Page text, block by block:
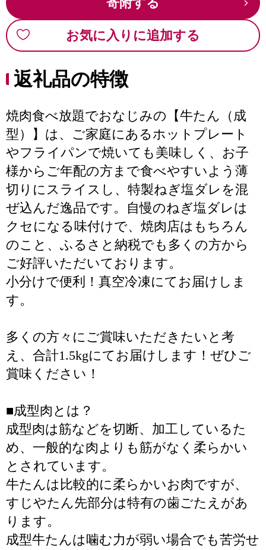
お気に入りに追加する
返礼品の特徴
焼肉食べ放題でおなじみの【牛たん（成
型）】は、ご家庭にあるホットプレート
やフライパンで焼いても美味しく、お子
様からご年配の方まで食べやすいよう薄
切りにスライスし、特製ねぎ塩ダレを混
ぜ込んだ逸品です。自慢のねぎ塩ダレは
クセになる味付けで、焼肉店はもちろん
のこと、ふるさと納税でも多くの方から
ご好評いただいております。
小分けで便利！真空冷凍にてお届けしま
す。
多くの方々にご賞味いただきたいと考
え、合計1.5kgにてお届けします！ぜひご
賞味ください！
■成型肉とは？
成型肉は筋などを切断、加工しているた
め、一般的な肉よりも筋がなく柔らかい
とされています。
牛たんは比較的に柔らかいお肉ですが、
すじやたん先部分は特有の歯ごたえがあ
ります。
成型牛たんは噛む力が弱い場合でも苦労せ